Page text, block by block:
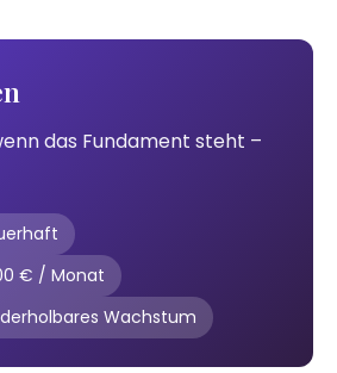
das Fundament steht –
€ / Monat
Wachstum